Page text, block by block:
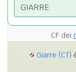
CF dei
Giarre (CT)